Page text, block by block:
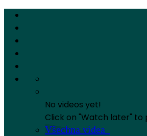
No videos yet!
Click on "Watch later" to
Všechna videa